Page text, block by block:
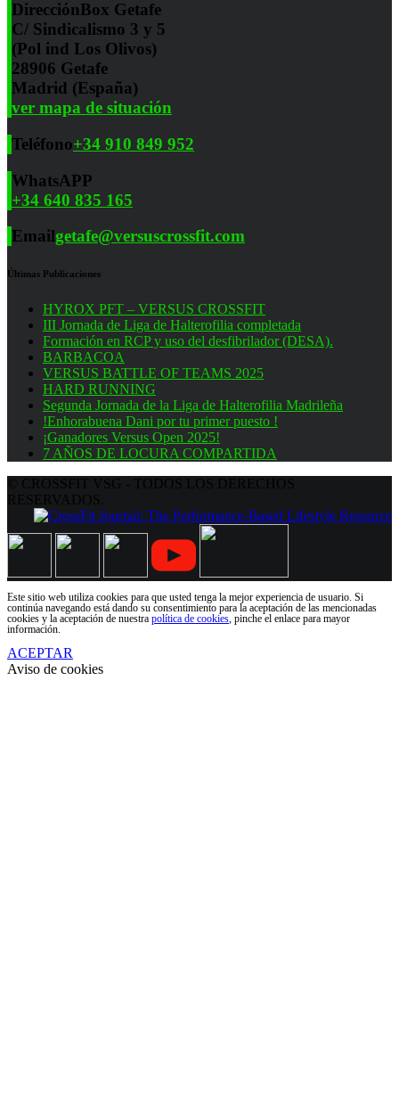
DirecciónBox Getafe
C/ Sindicalismo 3 y 5
(Pol ind Los Olivos)
28906 Getafe
Madrid (España)
ver mapa de situación
Teléfono+34 910 849 952
WhatsAPP
+34 640 835 165
Emailgetafe@versuscrossfit.com
Últimas Publicaciones
HYROX PFT – VERSUS CROSSFIT
III Jornada de Liga de Halterofilia completada
Formación en RCP y uso del desfibrilador (DESA).
BARBACOA
VERSUS BATTLE OF TEAMS 2025
HARD RUNNING
Segunda Jornada de la Liga de Halterofilia Madrileña
!Enhorabuena Dani por tu primer puesto !
¡Ganadores Versus Open 2025!
7 AÑOS DE LOCURA COMPARTIDA
Este sitio web utiliza cookies para que usted tenga la mejor experiencia de usuario. Si
continúa navegando está dando su consentimiento para la aceptación de las mencionadas
cookies y la aceptación de nuestra política de cookies, pinche el enlace para mayor
información.
ACEPTAR
Aviso de cookies